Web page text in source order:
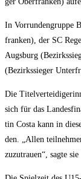
In Vor­run­den­grup­pe
fran­ken), der SC
Augs­burg
(Bezirks­sie­ger
Die
sich für das
tin Cos­ta kann in
den. „Allen
zuzu­trau­en“, sag­te